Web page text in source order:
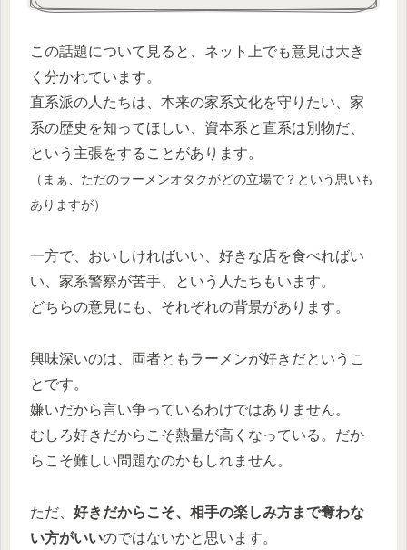
この話題について見ると、ネット上でも意見は大き
く分かれています。
直系派の人たちは、本来の家系文化を守りたい、家
系の歴史を知ってほしい、資本系と直系は別物だ、
という主張をすることがあります。
（まぁ、ただのラーメンオタクがどの立場で？という思いも
ありますが）
一方で、おいしければいい、好きな店を食べればい
い、家系警察が苦手、という人たちもいます。
どちらの意見にも、それぞれの背景があります。
興味深いのは、両者ともラーメンが好きだというこ
とです。
嫌いだから言い争っているわけではありません。
むしろ好きだからこそ熱量が高くなっている。だか
らこそ難しい問題なのかもしれません。
ただ、 好きだからこそ、相手の楽しみ方まで奪わな
い方がいいのではないかと思います。